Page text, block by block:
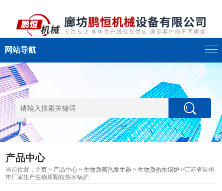
网站导航
产品中心
当前位置： 主页 > 产品中心 >生物质蒸汽发生器 >生物质热水锅炉 >江苏省常州
市厂家生产生物质颗粒热水锅炉